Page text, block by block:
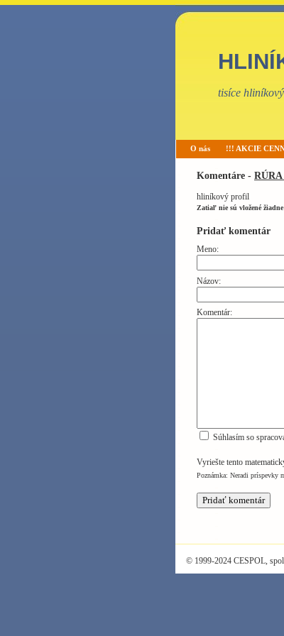
tisíce
O nás !!! AKCIE
Komentáre -
hliníkový profil
Zatiaľ nie sú vložené
Pridať komentár
Meno:
Názov:
Komentár:
Súhlasím so
Vyriešte tento
Poznámka: Neradi príspevky
© 1999-2024 CESPOL,